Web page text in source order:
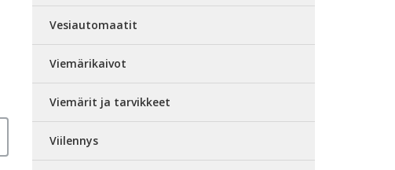
Vesiautomaatit
Viemärikaivot
Viemärit ja tarvikkeet
Viilennys